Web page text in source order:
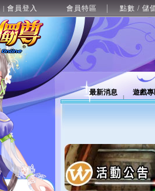
| 會員登入 會員特區 點數 / 儲
最新消息 遊戲